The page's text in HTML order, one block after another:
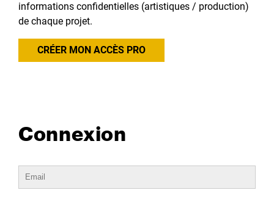
informations confidentielles (artistiques / production)
de chaque projet.
CRÉER MON ACCÈS PRO
Connexion